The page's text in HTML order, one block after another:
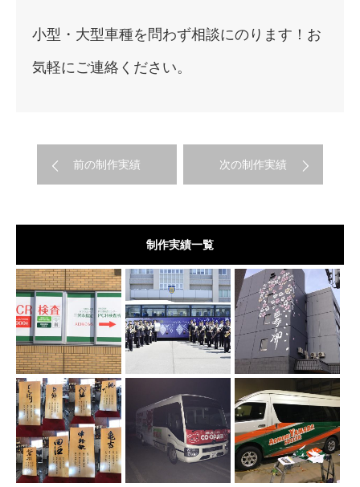
小型・大型車種を問わず相談にのります！お
気軽にご連絡ください。
前の制作実績 次の制作実績
制作実績一覧